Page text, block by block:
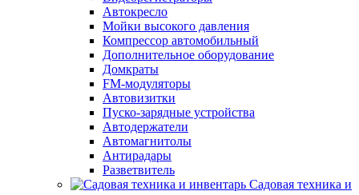
Автокресло
Мойки высокого давления
Компрессор автомобильный
Дополнительное оборудование
Домкраты
FM-модуляторы
Автовизитки
Пуско-зарядные устройства
Автодержатели
Автомагнитолы
Антирадары
Разветвитель
Садовая техника и